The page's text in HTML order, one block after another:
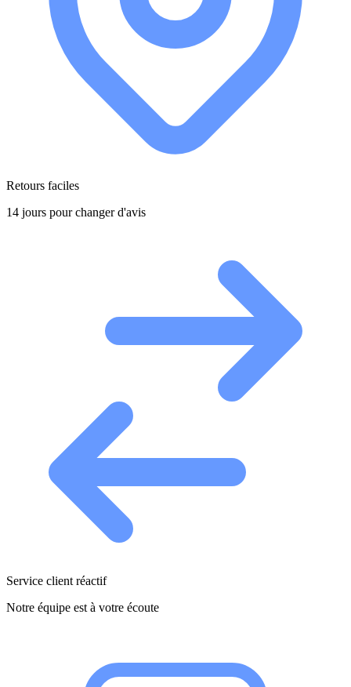
Retours faciles
14 jours pour changer d'avis
Service client réactif
Notre équipe est à votre écoute